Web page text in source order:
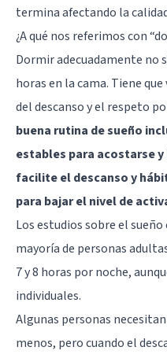
termina afectando la
¿A qué nos referimos con
Dormir adecuadamente no
horas en la cama. Tiene
del descanso y el respeto
buena rutina de sueño
estables para acostarse
facilite el descanso y
para bajar el nivel de
Los estudios sobre el
mayoría de personas
7 y 8 horas por noche,
individuales.
Algunas personas
menos, pero cuando el